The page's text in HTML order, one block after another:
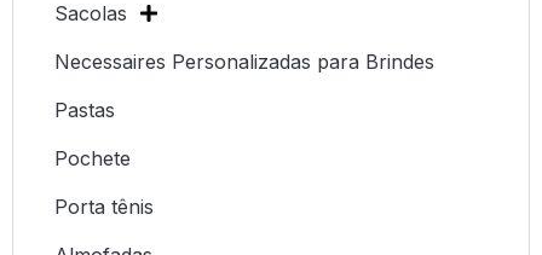
Sacolas
Necessaires Personalizadas para Brindes
Pastas
Pochete
Porta tênis